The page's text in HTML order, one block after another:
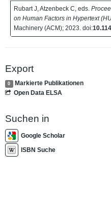
Rubart J, Atzenbeck C, eds.
on Human Factors in Hypertext
Machinery (ACM); 2023. doi:
Export
0
Markierte Publikationen
Open Data ELSA
Suchen in
Google Scholar
ISBN Suche